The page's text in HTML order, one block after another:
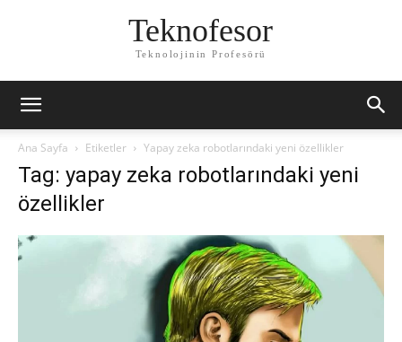
Teknofesor
Teknolojinin Profesörü
Ana Sayfa Etiketler Yapay zeka robotlarındaki yeni özellikler
Tag: yapay zeka robotlarındaki yeni
özellikler